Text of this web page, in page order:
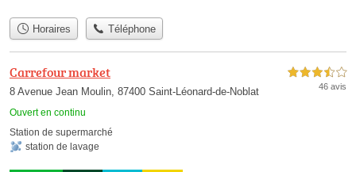
Horaires Téléphone
Carrefour market
8 Avenue Jean Moulin, 87400 Saint-Léonard-de-Noblat
Ouvert en continu
3,5 étoiles sur 5
46 avis
Station de supermarché
station de lavage